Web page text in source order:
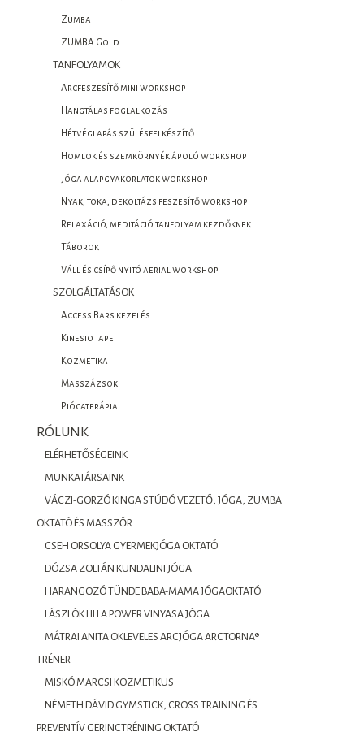
Zumba
ZUMBA Gold
TANFOLYAMOK
Arcfeszesítő mini workshop
Hangtálas foglalkozás
Hétvégi apás szülésfelkészítő
Homlok és szemkörnyék ápoló workshop
Jóga alapgyakorlatok workshop
Nyak, toka, dekoltázs feszesítő workshop
Relaxáció, meditáció tanfolyam kezdőknek
Táborok
Váll és csípő nyitó aerial workshop
SZOLGÁLTATÁSOK
Access Bars kezelés
Kinesio tape
Kozmetika
Masszázsok
Piócaterápia
RÓLUNK
ELÉRHETŐSÉGEINK
MUNKATÁRSAINK
VÁCZI-GORZÓ KINGA STÚDÓ VEZETŐ, JÓGA, ZUMBA
OKTATÓ ÉS MASSZŐR
CSEH ORSOLYA GYERMEKJÓGA OKTATÓ
DÓZSA ZOLTÁN KUNDALINI JÓGA
HARANGOZÓ TÜNDE BABA-MAMA JÓGAOKTATÓ
LÁSZLÓK LILLA POWER VINYASA JÓGA
MÁTRAI ANITA OKLEVELES ARCJÓGA ARCTORNA®
TRÉNER
MISKÓ MARCSI KOZMETIKUS
NÉMETH DÁVID GYMSTICK, CROSS TRAINING ÉS
PREVENTÍV GERINCTRÉNING OKTATÓ